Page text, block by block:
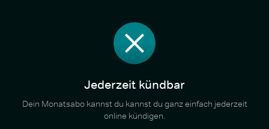
Jederzeit kündbar
Dein Monatsabo kannst du kannst du ganz einfach jederzeit
online kündigen.